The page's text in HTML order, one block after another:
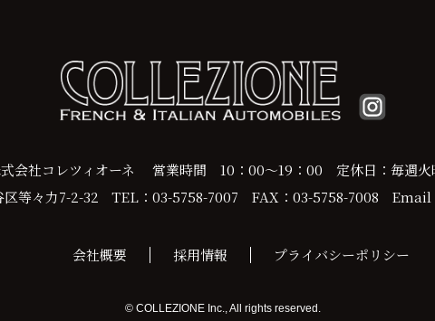
会社コレツィオーネ 営業時間 10：00～19：00 定休日：毎週火
等々力7-2-32
TEL：03-5758-7007 FAX：03-5758-7008
会社概要 採用情報 プライバシーポリシー
© COLLEZIONE Inc., All rights reserved.